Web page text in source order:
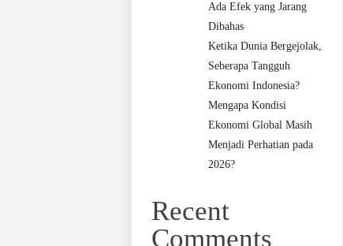
Ada Efek yang Jarang
Dibahas
Ketika Dunia Bergejolak,
Seberapa Tangguh
Ekonomi Indonesia?
Mengapa Kondisi
Ekonomi Global Masih
Menjadi Perhatian pada
2026?
Recent
Comments